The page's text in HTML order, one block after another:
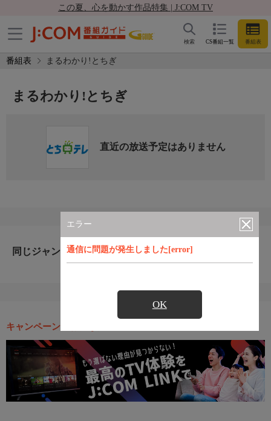
この夏、心を動かす作品特集 | J:COM TV
CS番組一覧 番組表
検索
番組表 まるわかり!とちぎ
エラー
通信に問題が発生しました[error]
OK
まるわかり!とちぎ
直近の放送予定はありません
同じジャンルのおすすめ番組
キャンペーン・お得な情報